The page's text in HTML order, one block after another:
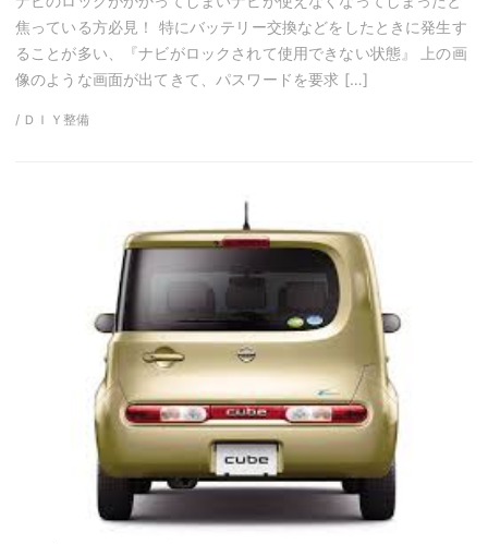
焦っている方必見！ 特にバッテリー交換などをしたときに発生す
ることが多い、『ナビがロックされて使用できない状態』 上の画
像のような画面が出てきて、パスワードを要求 […]
/ ＤＩＹ整備